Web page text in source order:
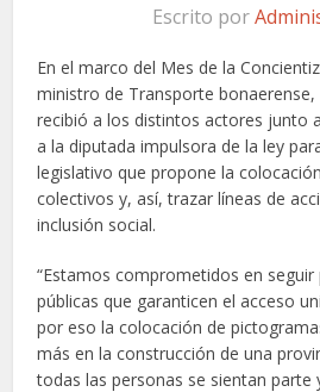
Escrito por
En el marco del Mes de la
ministro de Transporte
recibió a los distintos actores junto
a la diputada impulsora de la ley
legislativo que propone la
colectivos y, así, trazar líneas de
inclusión social.
“Estamos comprometidos en
públicas que garanticen el acceso
por eso la colocación de
más en la construcción de una
todas las personas se sientan parte